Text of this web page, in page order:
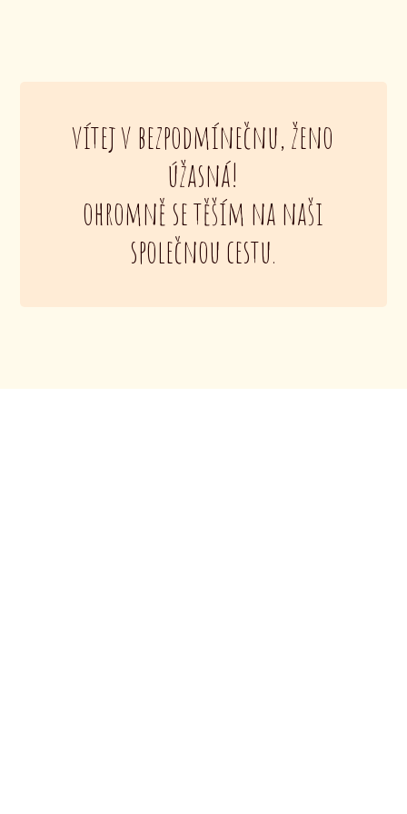
vítej v bezpodmínečnu, ženo
úžasná!
ohromně se těším na naši
společnou cestu.